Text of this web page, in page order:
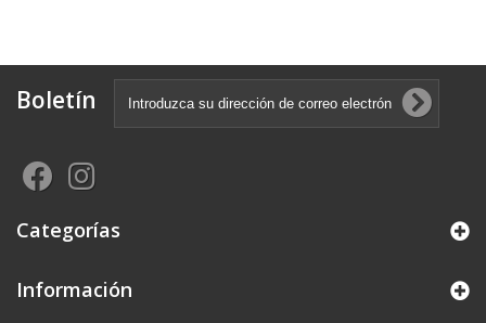
Boletín
Categorías
Información